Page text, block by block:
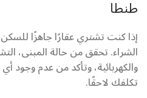
طنطا
إذا كنت تشتري عقارًا جاهزًا
الشراء. تحقق من حالة المبنى،
والكهربائية، وتأكد من عدم وجود
تكلفك لاحقًا.